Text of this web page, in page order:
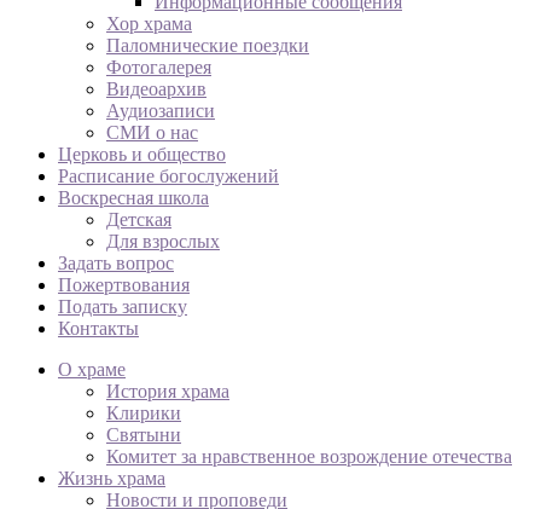
Хор храма
Паломнические поездки
Фотогалерея
Видеоархив
Аудиозаписи
СМИ о нас
Церковь и общество
Расписание богослужений
Воскресная школа
Детская
Для взрослых
Задать вопрос
Пожертвования
Подать записку
Контакты
О храме
История храма
Клирики
Святыни
Комитет за нравственное возрождение отечества
Жизнь храма
Новости и проповеди